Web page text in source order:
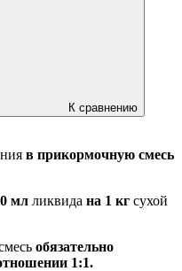
К сравнению
в прикормочную смесь
мл ликвида на 1 кг сухой
обязательно
1:1.